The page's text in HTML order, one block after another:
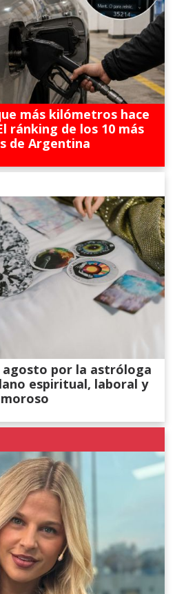
más kilómetros hace
ránking de los 10 más
de Argentina
agosto por la astróloga
espiritual, laboral y